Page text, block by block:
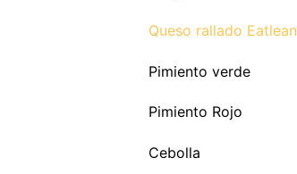
Queso rallado Eatlean
Pimiento verde
Pimiento Rojo
Cebolla